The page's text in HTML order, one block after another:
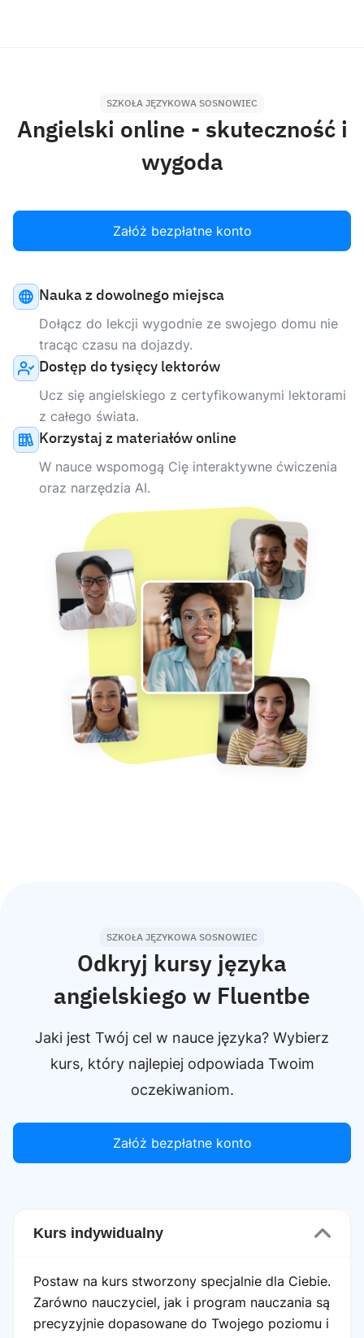
SZKOŁA JĘZYKOWA SOSNOWIEC
Angielski online - skuteczność i
wygoda
Załóż bezpłatne konto
Nauka z dowolnego miejsca
Dołącz do lekcji wygodnie ze swojego domu nie
tracąc czasu na dojazdy.
Dostęp do tysięcy lektorów
Ucz się angielskiego z certyfikowanymi lektorami
z całego świata.
Korzystaj z materiałów online
W nauce wspomogą Cię interaktywne ćwiczenia
oraz narzędzia AI.
SZKOŁA JĘZYKOWA SOSNOWIEC
Odkryj kursy języka
angielskiego w Fluentbe
Jaki jest Twój cel w nauce języka? Wybierz
kurs, który najlepiej odpowiada Twoim
oczekiwaniom.
Załóż bezpłatne konto
Kurs indywidualny
Postaw na kurs stworzony specjalnie dla Ciebie.
Zarówno nauczyciel, jak i program nauczania są
precyzyjnie dopasowane do Twojego poziomu i